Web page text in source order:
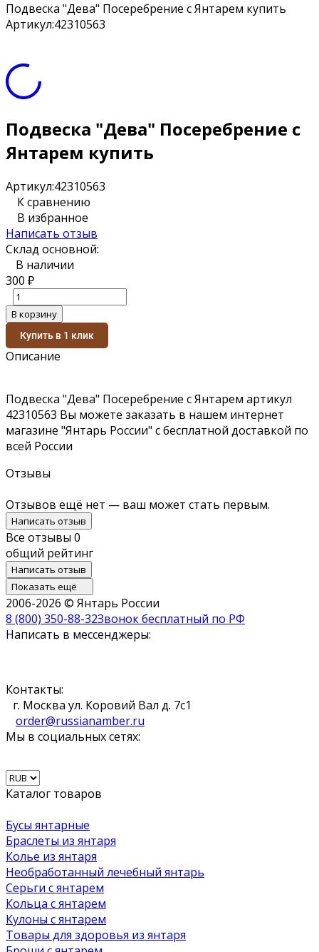
Подвеска "Дева" Посеребрение с Янтарем купить
Артикул:42310563
Подвеска "Дева" Посеребрение с
Янтарем купить
Артикул:42310563
К сравнению
В избранное
Написать отзыв
Склад основной:
В наличии
300 ₽
В корзину
Купить в 1 клик
Описание
Подвеска "Дева" Посеребрение с Янтарем артикул
42310563 Вы можете заказать в нашем интернет
магазине "Янтарь России" с бесплатной доставкой по
всей России
Отзывы
Отзывов ещё нет — ваш может стать первым.
Написать отзыв
Все отзывы 0
общий рейтинг
Написать отзыв
Показать ещё
2006-2026 © Янтарь России
8 (800) 350-88-32Звонок бесплатный по РФ
Написать в мессенджеры:
Контакты:
г. Москва ул. Коровий Вал д. 7с1
order@russianamber.ru
Мы в социальных сетях:
Каталог товаров
Бусы янтарные
Браслеты из янтаря
Колье из янтаря
Необработанный лечебный янтарь
Серьги с янтарем
Кольца с янтарем
Кулоны с янтарем
Товары для здоровья из янтаря